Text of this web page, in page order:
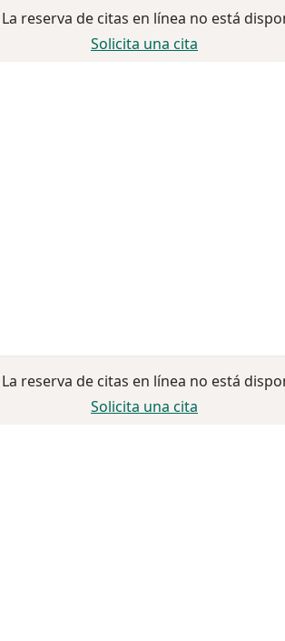
La reserva de citas en línea no está
Solicita una cita
La reserva de citas en línea no está
Solicita una cita